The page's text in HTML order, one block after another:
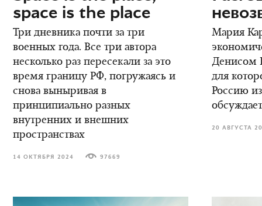
space is the place
Три дневника почти за три
военных года. Все три автора
несколько раз пересекали за это
время границу РФ, погружаясь и
снова выныривая в
принципиально разных
внутренних и внешних
пространствах
14 ОКТЯБРЯ 2024 97669
Мария
Денисом
для
Россию
20 АВГУСТА